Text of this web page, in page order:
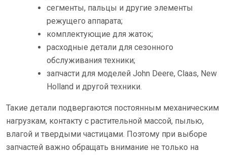
сегменты, пальцы и другие элементы
режущего аппарата;
комплектующие для жаток;
расходные детали для сезонного
обслуживания техники;
запчасти для моделей John Deere, Claas, New
Holland и другой техники.
Такие детали подвергаются постоянным механическим
нагрузкам, контакту с растительной массой, пылью,
влагой и твердыми частицами. Поэтому при выборе
запчастей важно обращать внимание не только на